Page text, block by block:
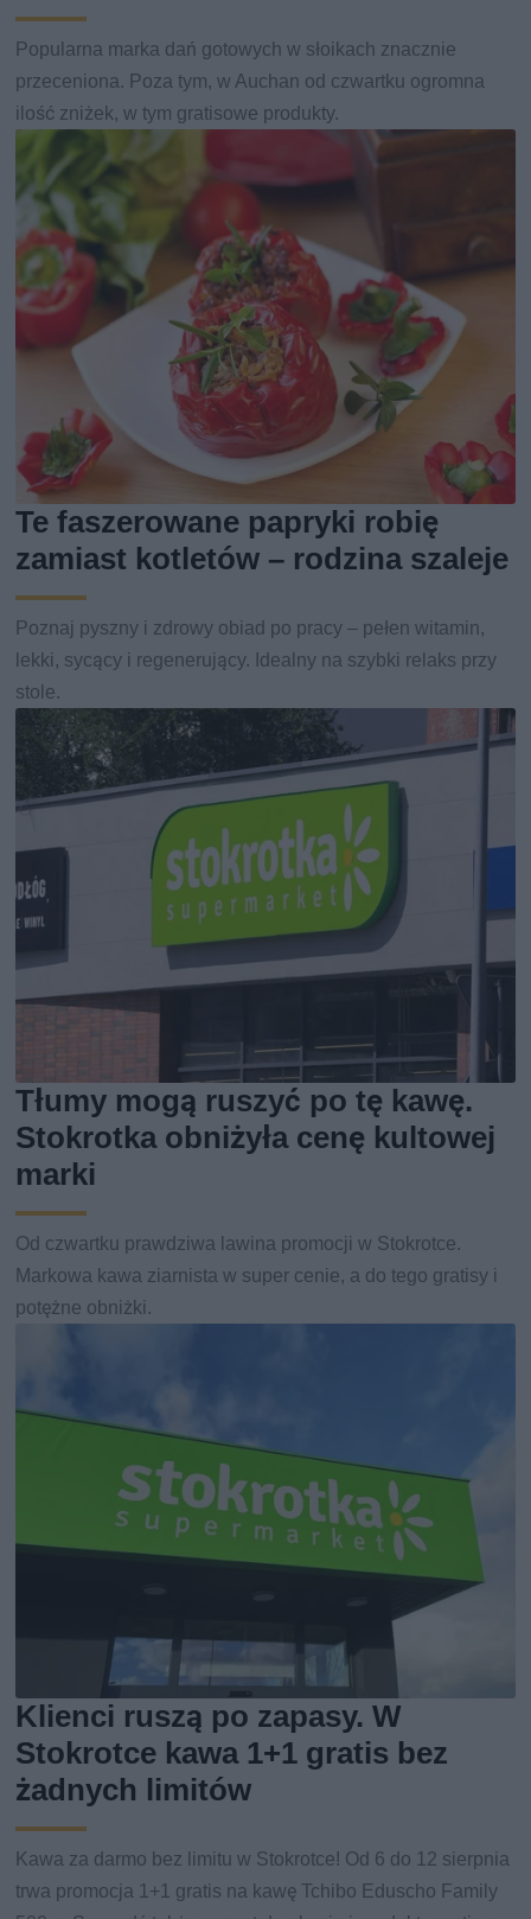
Popularna marka dań gotowych w słoikach znacznie
przeceniona. Poza tym, w Auchan od czwartku ogromna
ilość zniżek, w tym gratisowe produkty.
Te faszerowane papryki robię
zamiast kotletów – rodzina szaleje
Poznaj pyszny i zdrowy obiad po pracy – pełen witamin,
lekki, sycący i regenerujący. Idealny na szybki relaks przy
stole.
Tłumy mogą ruszyć po tę kawę.
Stokrotka obniżyła cenę kultowej
marki
Od czwartku prawdziwa lawina promocji w Stokrotce.
Markowa kawa ziarnista w super cenie, a do tego gratisy i
potężne obniżki.
Klienci ruszą po zapasy. W
Stokrotce kawa 1+1 gratis bez
żadnych limitów
Kawa za darmo bez limitu w Stokrotce! Od 6 do 12 sierpnia
trwa promocja 1+1 gratis na kawę Tchibo Eduscho Family